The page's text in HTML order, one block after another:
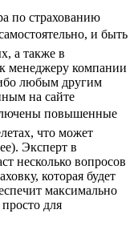
по страхованию
и быть
а также в
менеджеру компании
любым другим
на сайте
повышенные
что может
Эксперт в
несколько вопросов
которая будет
максимально
для